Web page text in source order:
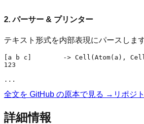
2. パーサー & プリンター
テキスト形式を内部表現にパースしま
[a b c]        -> Cell(Atom(a),
123
全文を GitHub の原本で見る → リポジ
詳細情報